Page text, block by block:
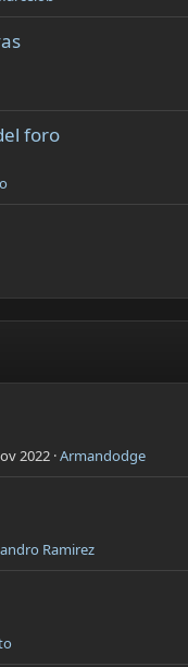
foro
2022 Armandodge
Ramirez